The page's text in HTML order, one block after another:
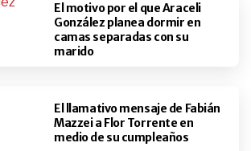
El motivo por el que Araceli
González planea dormir en
camas separadas con su
marido
El llamativo mensaje de Fabián
Mazzei a Flor Torrente en
medio de su cumpleaños